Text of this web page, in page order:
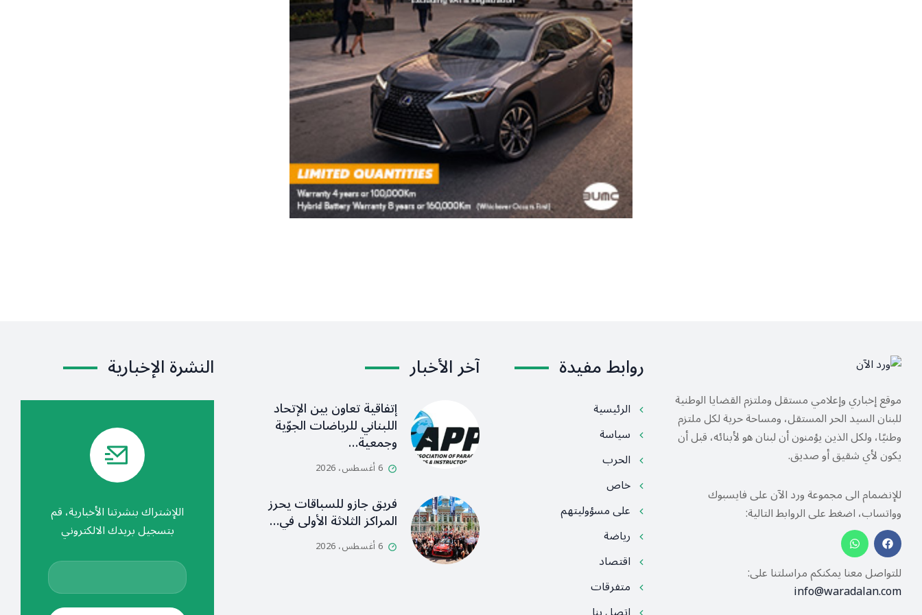
موقع إخباري وإعلامي مستقل وملتزم القضايا الوطنية
للبنان السيد الحر المستقل، ومساحة حرية لكل ملتزم
وطنيًا، ولكل الذين يؤمنون أن لبنان هو لأبنائه، قبل أن
يكون لأي شقيق أو صديق.
للإنضمام الى مجموعة ورد الآن على فايسبوك
وواتساب، اضغط على الروابط التالية:
للتواصل معنا يمكنكم مراسلتنا على:
info@waradalan.com
روابط مفيدة
الرئيسية
سياسة
الحرب
خاص
على مسؤوليتهم
رياضة
اقتصاد
متفرقات
آخر الأخبار
إتفاقية تعاون بين الإتحاد
اللبناني للرياضات الجوّية
وجمعية…
6 أغسطس، 2026
فريق جازو للسباقات يحرز
المراكز الثلاثة الأولى في…
6 أغسطس، 2026
النشرة الإخبارية
اللإشتراك بنشرتنا الأخبارية، قم
بتسجيل بريدك الالكتروني